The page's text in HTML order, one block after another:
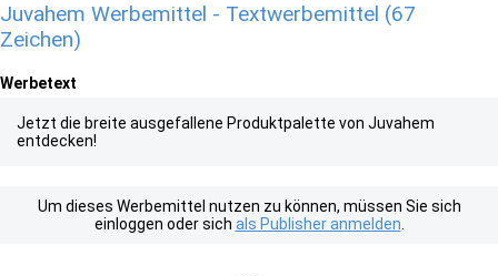
Juvahem Werbemittel - Textwerbemittel (67
Zeichen)
Werbetext
Jetzt die breite ausgefallene Produktpalette von Juvahem
entdecken!
Um dieses Werbemittel nutzen zu können, müssen Sie sich
einloggen oder sich als Publisher anmelden